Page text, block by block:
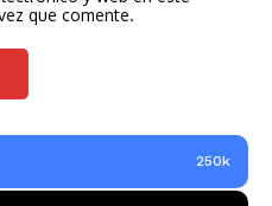
que comente.
250k